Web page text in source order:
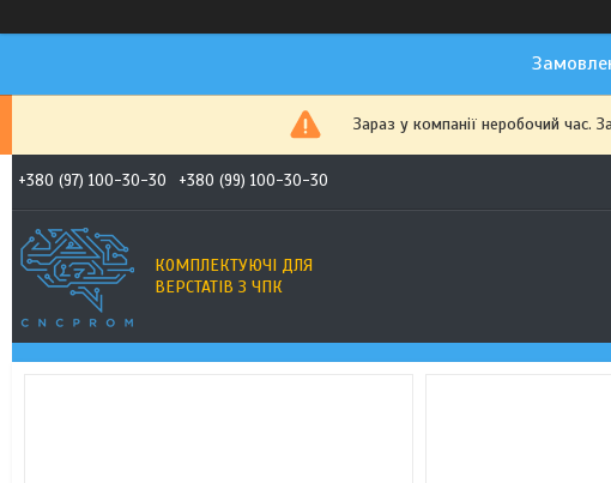
Зараз у компанії неробочий час.
+380 (97) 100-30-30 +380 (99) 100-30-30
КОМПЛЕКТУЮЧІ ДЛЯ
ВЕРСТАТІВ З ЧПК